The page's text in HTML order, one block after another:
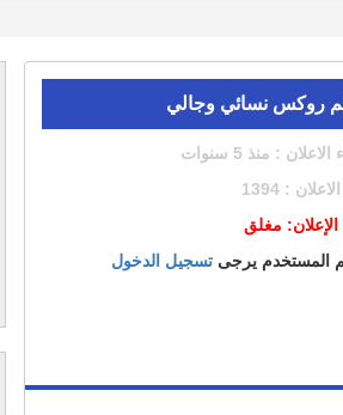
روكس نسائي وجالي
: منذ 5 سنوات
: 1394
الإعلان: مغلق
المستخدم يرجىتسجيل الدخول